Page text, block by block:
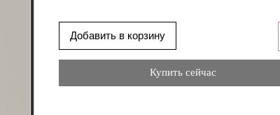
Добавить в корзину
Купить сейчас